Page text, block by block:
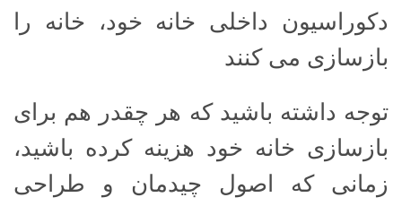
دکوراسیون داخلی خانه خود، خانه را
بازسازی می کنند
توجه داشته باشید که هر چقدر هم برای
بازسازی خانه خود هزینه کرده باشید،
زمانی که اصول چیدمان و طراحی